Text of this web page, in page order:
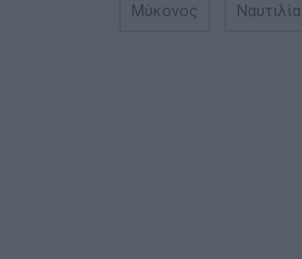
Μύκονος Ναυτιλία